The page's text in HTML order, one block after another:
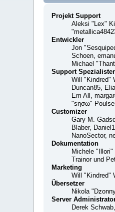
Projekt Support
Aleksi "Lex"
Entwickler
Jon
Schoen,
Michael
Support
Will "Kindred"
Duncan85,
Em All,
"sησω"
Customizer
Gary M.
Blaber,
NanoSector,
Dokumentation
Michele
Trainor und
Marketing
Will "Kindred"
Übersetzer
Nikola
Server
Derek